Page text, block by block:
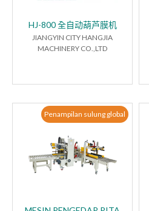
HJ-800 全自动葫芦膜机
JIANGYIN CITY HANGJIA
MACHINERY CO.,LTD
Penampilan sulung global